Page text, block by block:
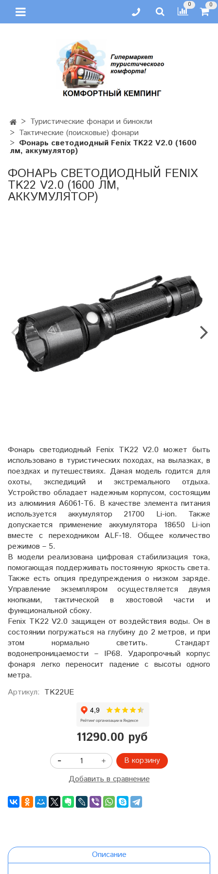
0 0
Туристические фонари и бинокли
Тактические (поисковые) фонари
Фонарь светодиодный Fenix TK22 V2.0 (1600
лм, аккумулятор)
ФОНАРЬ СВЕТОДИОДНЫЙ FENIX
TK22 V2.0 (1600 ЛМ,
АККУМУЛЯТОР)
Фонарь светодиодный Fenix TK22 V2.0 может быть
использовано в туристических походах, на вылазках, в
поездках и путешествиях. Даная модель годится для
охоты, экспедиций и экстремального отдыха.
Устройство обладает надежным корпусом, состоящим
из алюминия А6061-Т6. В качестве элемента питания
используется аккумулятор 21700 Li-ion. Также
допускается применение аккумулятора 18650 Li-ion
вместе с переходником ALF-18. Общее количество
режимов – 5.
В модели реализована цифровая стабилизация тока,
помогающая поддерживать постоянную яркость света.
Также есть опция предупреждения о низком заряде.
Управление экземпляром осуществляется двумя
кнопками, тактической в хвостовой части и
функциональной сбоку.
Fenix TK22 V2.0 защищен от воздействия воды. Он в
состоянии погружаться на глубину до 2 метров, и при
этом нормально светить. Стандарт
водонепроницаемости – IP68. Ударопрочный корпус
фонаря легко переносит падение с высоты одного
метра.
Артикул: TK22UE
11290.00 руб
В корзину
Добавить в сравнение
Описание